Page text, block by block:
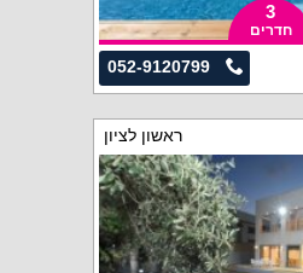
3
חדרים
052-9120799
ראשון לציון